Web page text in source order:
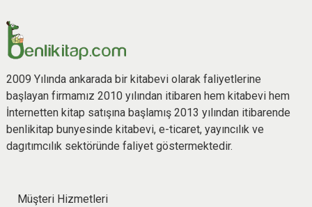
2009 Yılında ankarada bir kitabevi olarak faliyetlerine
başlayan firmamız 2010 yılından itibaren hem kitabevi hem
İnternetten kitap satışına başlamış 2013 yılından itibarende
benlikitap bunyesinde kitabevi, e-ticaret, yayıncılık ve
dagıtımcılık sektöründe faliyet göstermektedir.
Müşteri Hizmetleri